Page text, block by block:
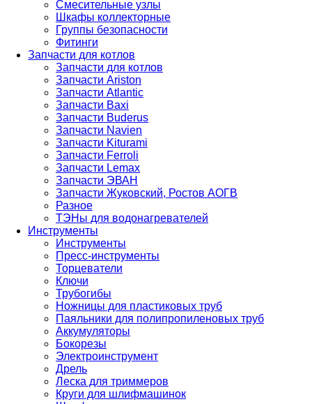
Смесительные узлы
Шкафы коллекторные
Группы безопасности
Фитинги
Запчасти для котлов
Запчасти для котлов
Запчасти Ariston
Запчасти Atlantic
Запчасти Baxi
Запчасти Buderus
Запчасти Navien
Запчасти Kiturami
Запчасти Ferroli
Запчасти Lemax
Запчасти ЭВАН
Запчасти Жуковский, Ростов АОГВ
Разное
ТЭНы для водонагревателей
Инструменты
Инструменты
Пресс-инструменты
Торцеватели
Ключи
Трубогибы
Ножницы для пластиковых труб
Паяльники для полипропиленовых труб
Аккумуляторы
Бокорезы
Электроинструмент
Дрель
Леска для триммеров
Круги для шлифмашинок